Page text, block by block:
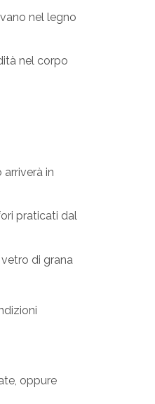
nel legno
nel corpo
in
praticati dal
di grana
oppure